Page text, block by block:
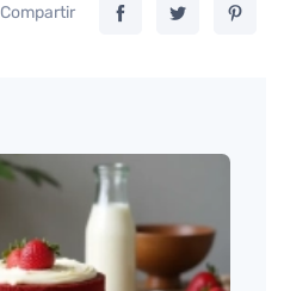
Compartir